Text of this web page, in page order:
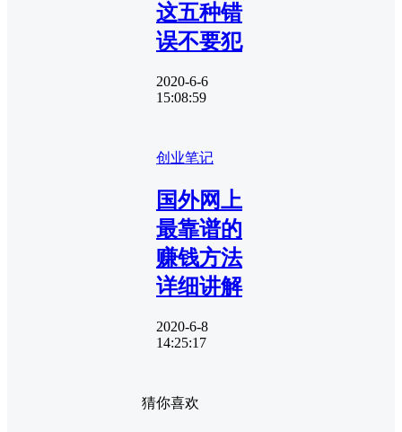
这五种错
误不要犯
2020-6-6
15:08:59
创业笔记
国外网上
最靠谱的
赚钱方法
详细讲解
2020-6-8
14:25:17
猜你喜欢